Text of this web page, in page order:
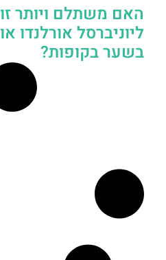
האם משתלם ויותר
ליוניברסל אורלנדו
בשער בקופות?